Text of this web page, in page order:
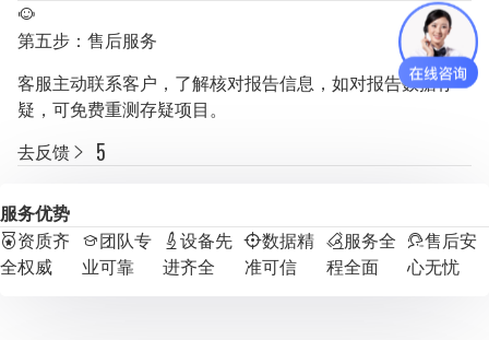
第五步：售后服务
客服主动联系客户，了解核对报告信息，如对报告数据存
疑，可免费重测存疑项目。
去反馈
服务优势
资质齐
全权威
团队专
业可靠
设备先
进齐全
数据精
准可信
服务全
程全面
售后安
心无忧